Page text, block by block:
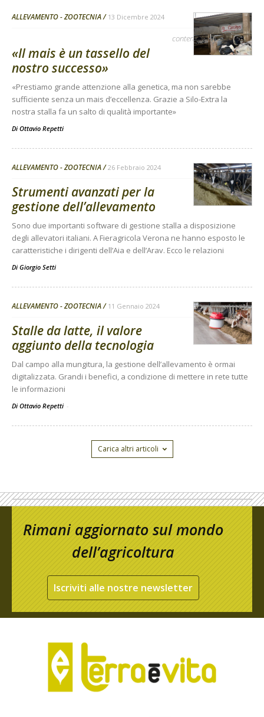
ALLEVAMENTO - ZOOTECNIA 13 Dicembre 2024
contenuto sponsorizzato
«Il mais è un tassello del
nostro successo»
«Prestiamo grande attenzione alla genetica, ma non sarebbe
sufficiente senza un mais d’eccellenza. Grazie a Silo-Extra la
nostra stalla fa un salto di qualità importante»
Di Ottavio Repetti
ALLEVAMENTO - ZOOTECNIA 26 Febbraio 2024
Strumenti avanzati per la
gestione dell’allevamento
Sono due importanti software di gestione stalla a disposizione
degli allevatori italiani. A Fieragricola Verona ne hanno esposto le
caratteristiche i dirigenti dell’Aia e dell’Arav. Ecco le relazioni
Di Giorgio Setti
ALLEVAMENTO - ZOOTECNIA 11 Gennaio 2024
Stalle da latte, il valore
aggiunto della tecnologia
Dal campo alla mungitura, la gestione dell’allevamento è ormai
digitalizzata. Grandi i benefici, a condizione di mettere in rete tutte
le informazioni
Di Ottavio Repetti -
Carica altri articoli
Rimani aggiornato sul mondo
dell’agricoltura
Iscriviti alle nostre newsletter